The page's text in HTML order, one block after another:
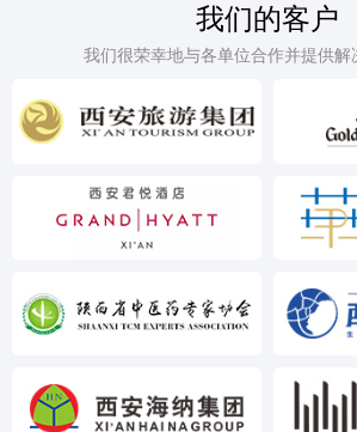
我们的客户
我们很荣幸地与各单位合作并提供解